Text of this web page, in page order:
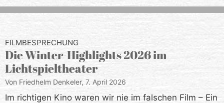
FILMBESPRECHUNG
Die Winter-Highlights 2026 im
Lichtspieltheater
Von Friedhelm Denkeler, 7. April 2026
Im richtigen Kino waren wir nie im falschen Film – Ein